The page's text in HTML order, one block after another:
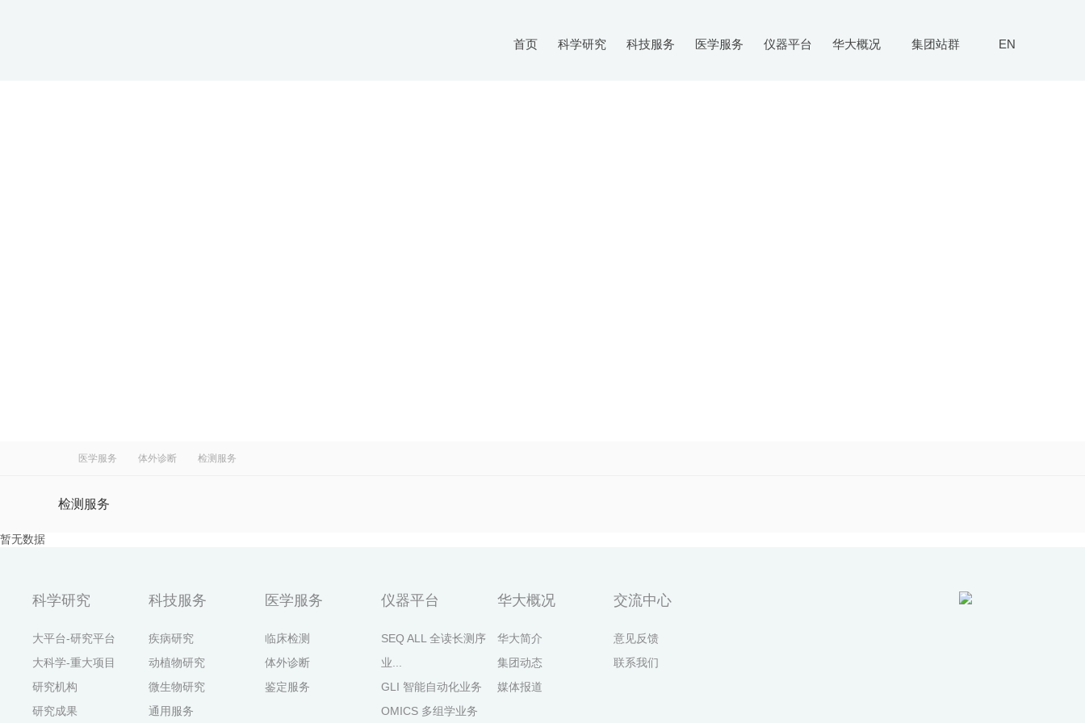
集团站群 EN
首页 科学研究 科技服务 医学服务 仪器平台 华大概况
医学服务 体外诊断 检测服务
检测服务
暂无数据
科学研究
大平台-研究平台
大科学-重大项目
研究机构
研究成果
科技服务
疾病研究
动植物研究
微生物研究
通用服务
医学服务
临床检测
体外诊断
鉴定服务
仪器平台
SEQ ALL 全读长测序
业...
GLI 智能自动化业务
OMICS 多组学业务
华大概况
华大简介
集团动态
媒体报道
交流中心
意见反馈
联系我们